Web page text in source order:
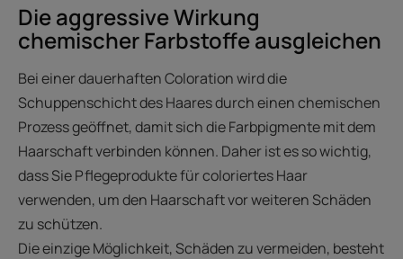
Die aggressive Wirkung
chemischer Farbstoffe ausgleichen
Bei einer dauerhaften Coloration wird die
Schuppenschicht des Haares durch einen chemischen
Prozess geöffnet, damit sich die Farbpigmente mit dem
Haarschaft verbinden können. Daher ist es so wichtig,
dass Sie Pflegeprodukte für coloriertes Haar
verwenden, um den Haarschaft vor weiteren Schäden
zu schützen.
Die einzige Möglichkeit, Schäden zu vermeiden, besteht